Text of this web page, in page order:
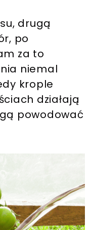
drugą
po
za to
niemal
krople
działają
powodować